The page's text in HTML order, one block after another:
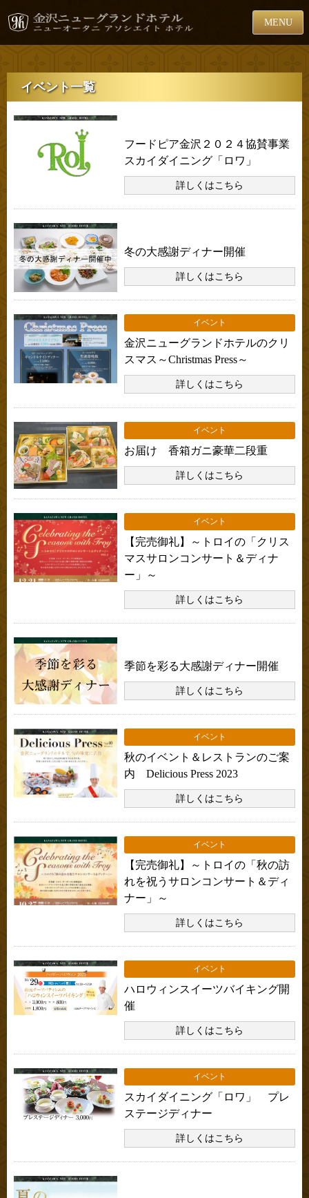
MENU
イベント一覧
フードピア金沢２０２４協賛事業
スカイダイニング「ロワ」
詳しくはこちら
冬の大感謝ディナー開催
詳しくはこちら
イベント
金沢ニューグランドホテルのクリ
スマス～Christmas Press～
詳しくはこちら
イベント
お届け 香箱ガニ豪華二段重
詳しくはこちら
イベント
【完売御礼】～トロイの「クリス
マスサロンコンサート＆ディナ
ー」～
詳しくはこちら
季節を彩る大感謝ディナー開催
詳しくはこちら
イベント
秋のイベント＆レストランのご案
内 Delicious Press 2023
詳しくはこちら
イベント
【完売御礼】～トロイの「秋の訪
れを祝うサロンコンサート＆ディ
ナー」～
詳しくはこちら
イベント
ハロウィンスイーツバイキング開
催
詳しくはこちら
イベント
スカイダイニング「ロワ」 プレ
ステージディナー
詳しくはこちら